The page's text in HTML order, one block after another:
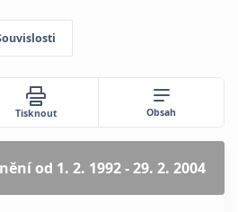
Tisknout Obsah
od 1. 2. 1992 - 29. 2. 2004